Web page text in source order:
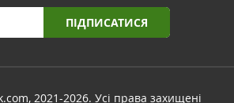
ПІДПИСАТИСЯ
2021-2026. Усі права захищені